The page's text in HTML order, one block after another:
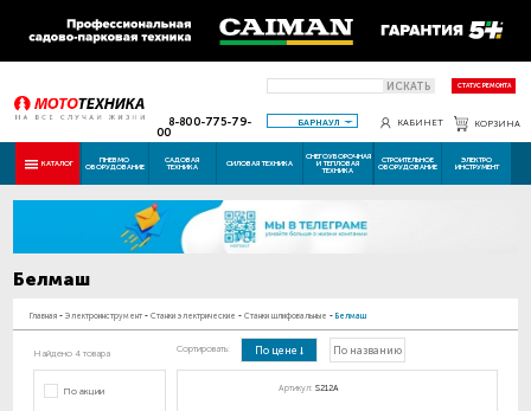
ИСКАТЬ СТАТУС РЕМОНТА
8-800-775-79-
00
БАРНАУЛ КАБИНЕТ КОРЗИНА
КАТАЛОГ ПНЕВМО
ОБОРУДОВАНИЕ
САДОВАЯ
ТЕХНИКА СИЛОВАЯ ТЕХНИКА
СНЕГОУБОРОЧНАЯ
И ТЕПЛОВАЯ
ТЕХНИКА
СТРОИТЕЛЬНОЕ
ОБОРУДОВАНИЕ
ЭЛЕКТРО
ИНСТРУМЕНТ
Белмаш
Главная - Электроинструмент - Станки электрические - Станки шлифовальные - Белмаш
Найдено 4 товара
По акции
Сортировать: По цене По названию
Артикул: S212A